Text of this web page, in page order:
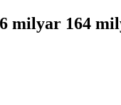
milyar 164